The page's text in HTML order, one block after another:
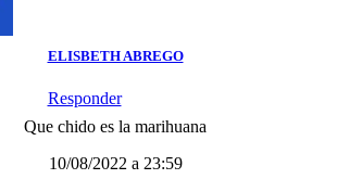
ELISBETH ABREGO
Responder
Que chido es la marihuana
10/08/2022 a 23:59